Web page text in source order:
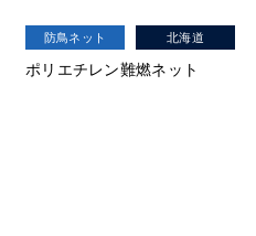
防鳥ネット 北海道
ポリエチレン難燃ネット